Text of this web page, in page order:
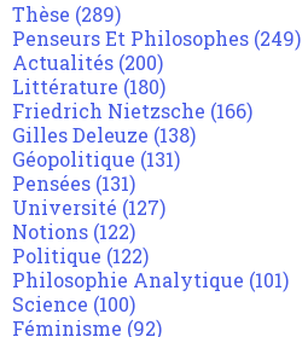
Thèse (289)
Penseurs Et Philosophes (249)
Actualités (200)
Littérature (180)
Friedrich Nietzsche (166)
Gilles Deleuze (138)
Géopolitique (131)
Pensées (131)
Université (127)
Notions (122)
Politique (122)
Philosophie Analytique (101)
Science (100)
Féminisme (92)